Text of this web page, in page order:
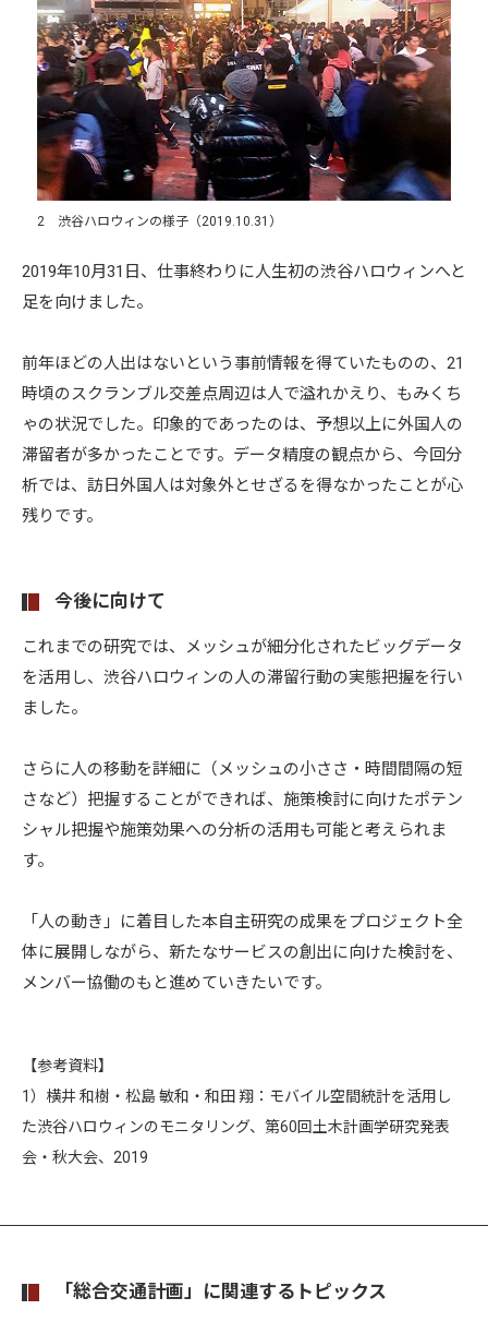
2 渋谷ハロウィンの様子（2019.10.31）
2019年10月31日、仕事終わりに人生初の渋谷ハロウィンへと
足を向けました。
前年ほどの人出はないという事前情報を得ていたものの、21
時頃のスクランブル交差点周辺は人で溢れかえり、もみくち
ゃの状況でした。印象的であったのは、予想以上に外国人の
滞留者が多かったことです。データ精度の観点から、今回分
析では、訪日外国人は対象外とせざるを得なかったことが心
残りです。
今後に向けて
これまでの研究では、メッシュが細分化されたビッグデータ
を活用し、渋谷ハロウィンの人の滞留行動の実態把握を行い
ました。
さらに人の移動を詳細に（メッシュの小ささ・時間間隔の短
さなど）把握することができれば、施策検討に向けたポテン
シャル把握や施策効果への分析の活用も可能と考えられま
す。
「人の動き」に着目した本自主研究の成果をプロジェクト全
体に展開しながら、新たなサービスの創出に向けた検討を、
メンバー協働のもと進めていきたいです。
【参考資料】
1）横井 和樹・松島 敏和・和田 翔：モバイル空間統計を活用し
た渋谷ハロウィンのモニタリング、第60回土木計画学研究発表
会・秋大会、2019
「総合交通計画」に関連するトピックス